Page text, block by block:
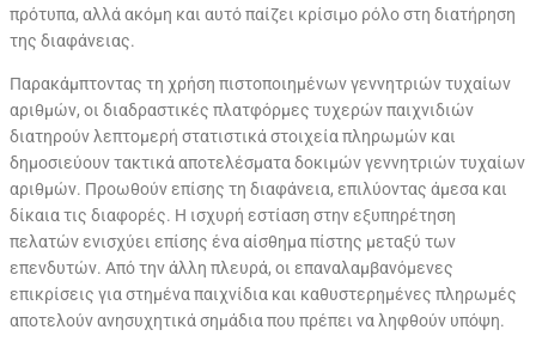
πρότυπα, αλλά ακόμη και αυτό παίζει κρίσιμο ρόλο στη διατήρηση
της διαφάνειας.
Παρακάμπτοντας τη χρήση πιστοποιημένων γεννητριών τυχαίων
αριθμών, οι διαδραστικές πλατφόρμες τυχερών παιχνιδιών
διατηρούν λεπτομερή στατιστικά στοιχεία πληρωμών και
δημοσιεύουν τακτικά αποτελέσματα δοκιμών γεννητριών τυχαίων
αριθμών. Προωθούν επίσης τη διαφάνεια, επιλύοντας άμεσα και
δίκαια τις διαφορές. Η ισχυρή εστίαση στην εξυπηρέτηση
πελατών ενισχύει επίσης ένα αίσθημα πίστης μεταξύ των
επενδυτών. Από την άλλη πλευρά, οι επαναλαμβανόμενες
επικρίσεις για στημένα παιχνίδια και καθυστερημένες πληρωμές
αποτελούν ανησυχητικά σημάδια που πρέπει να ληφθούν υπόψη.